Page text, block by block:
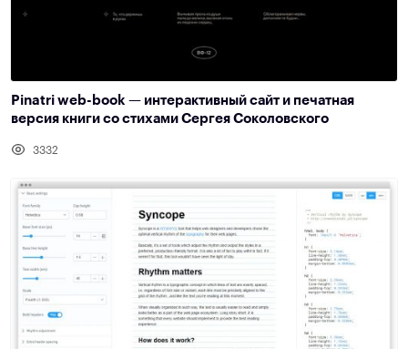
Pinatri web-book — интерактивный сайт и печатная
версия книги со стихами Сергея Соколовского
3332